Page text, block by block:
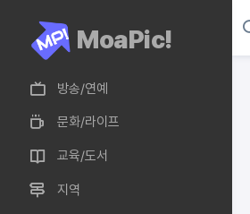
MoaPic!
방송/연예
문화/라이프
교육/도서
지역